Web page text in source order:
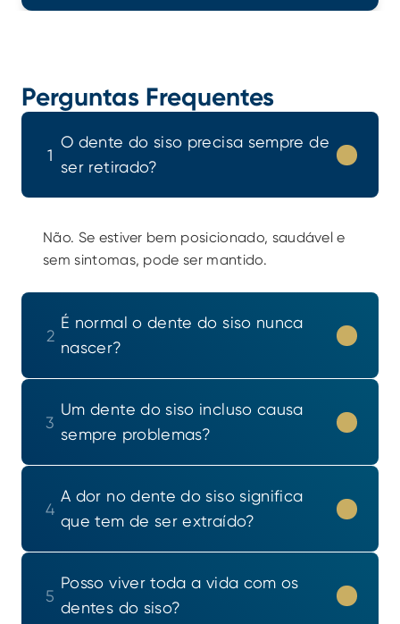
Perguntas Frequentes
1
O dente do siso precisa sempre de
ser retirado?
Não. Se estiver bem posicionado, saudável e
sem sintomas, pode ser mantido.
2
É normal o dente do siso nunca
nascer?
3
Um dente do siso incluso causa
sempre problemas?
4
A dor no dente do siso significa
que tem de ser extraído?
5
Posso viver toda a vida com os
dentes do siso?